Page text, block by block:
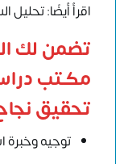
اقرأ أيضًا:
تضمن لك
مكتب
تحقيق
توجيه وخبرة